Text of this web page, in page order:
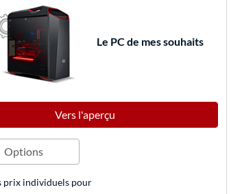
Le PC de mes souhaits
Vers l'aperçu
Options
prix individuels pour